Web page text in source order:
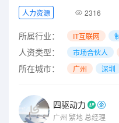
人力资源 2316
所属行业： IT互联网
人资类型： 市场合伙人
所在城市： 广州 深圳
四驱动力
广州 繁地 总经理